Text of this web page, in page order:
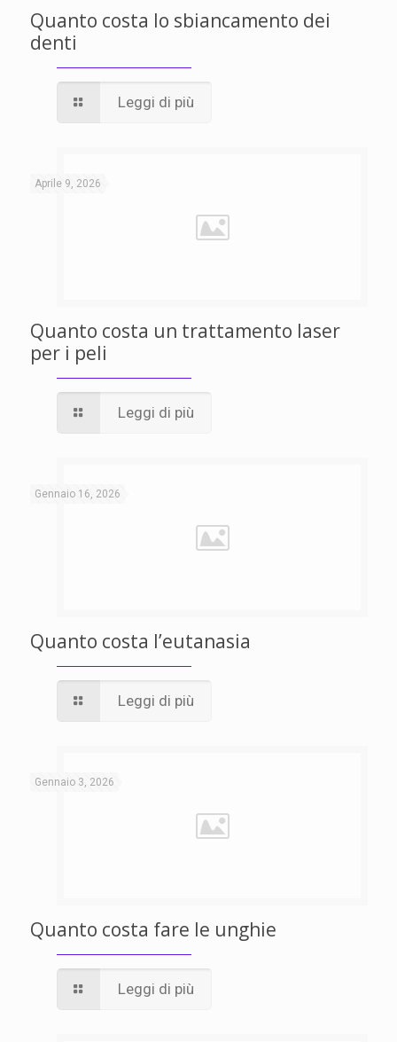
Quanto costa lo sbiancamento dei
denti
Leggi di più
Aprile 9, 2026
Quanto costa un trattamento laser
per i peli
Leggi di più
Gennaio 16, 2026
Quanto costa l’eutanasia
Leggi di più
Gennaio 3, 2026
Quanto costa fare le unghie
Leggi di più